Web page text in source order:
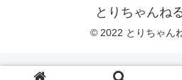
とりちゃんね
© 2022 とりちゃん